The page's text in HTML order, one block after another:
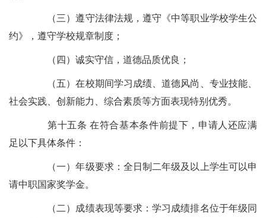
（三）遵守法律法规，遵守《中等职业学校学生公
约》，遵守学校规章制度；
（四）诚实守信，道德品质优良；
（五）在校期间学习成绩、道德风尚、专业技能、
社会实践、创新能力、综合素质等方面表现特别优秀。
第十五条 在符合基本条件前提下，申请人还应满
足以下具体条件：
（一）年级要求：全日制二年级及以上学生可以申
请中职国家奖学金。
（二）成绩表现等要求：学习成绩排名位于年级同